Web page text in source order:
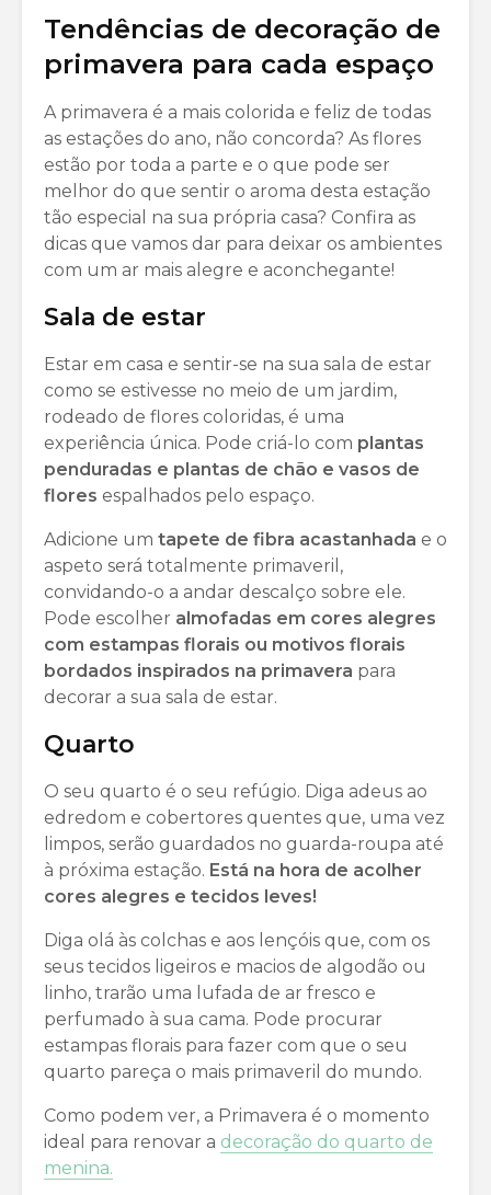
Tendências de decoração de
primavera para cada espaço
A primavera é a mais colorida e feliz de todas
as estações do ano, não concorda? As flores
estão por toda a parte e o que pode ser
melhor do que sentir o aroma desta estação
tão especial na sua própria casa? Confira as
dicas que vamos dar para deixar os ambientes
com um ar mais alegre e aconchegante!
Sala de estar
Estar em casa e sentir-se na sua sala de estar
como se estivesse no meio de um jardim,
rodeado de flores coloridas, é uma
experiência única. Pode criá-lo com plantas
penduradas e plantas de chão e vasos de
flores espalhados pelo espaço.
Adicione um tapete de fibra acastanhada e o
aspeto será totalmente primaveril,
convidando-o a andar descalço sobre ele.
Pode escolher almofadas em cores alegres
com estampas florais ou motivos florais
bordados inspirados na primavera para
decorar a sua sala de estar.
Quarto
O seu quarto é o seu refúgio. Diga adeus ao
edredom e cobertores quentes que, uma vez
limpos, serão guardados no guarda-roupa até
à próxima estação. Está na hora de acolher
cores alegres e tecidos leves!
Diga olá às colchas e aos lençóis que, com os
seus tecidos ligeiros e macios de algodão ou
linho, trarão uma lufada de ar fresco e
perfumado à sua cama. Pode procurar
estampas florais para fazer com que o seu
quarto pareça o mais primaveril do mundo.
Como podem ver, a Primavera é o momento
ideal para renovar a decoração do quarto de
menina.